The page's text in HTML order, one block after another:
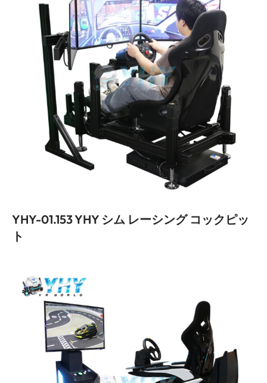
YHY-01.153 YHY シム レーシング コックピッ
ト